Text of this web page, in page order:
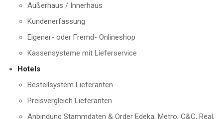
Außerhaus / Innerhaus
Kundenerfassung
Eigener- oder Fremd- Onlineshop
Kassensysteme mit Lieferservice
Hotels
Bestellsystem Lieferanten
Preisvergleich Lieferanten
Anbindung Stammdaten & Order Edeka, Metro, C&C, Real,